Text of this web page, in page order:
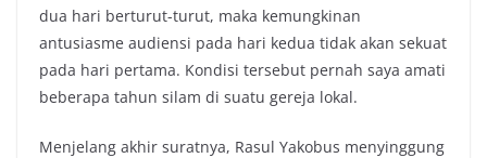
dua hari berturut-turut, maka kemungkinan
antusiasme audiensi pada hari kedua tidak akan sekuat
pada hari pertama. Kondisi tersebut pernah saya amati
beberapa tahun silam di suatu gereja lokal.
Menjelang akhir suratnya, Rasul Yakobus menyinggung